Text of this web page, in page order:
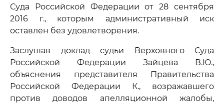
Суда Российской Федерации от 28 сентября
2016 г., которым административный иск
оставлен без удовлетворения.
Заслушав доклад судьи Верховного Суда
Российской Федерации Зайцева В.Ю.,
объяснения представителя Правительства
Российской Федерации К., возражавшего
против доводов апелляционной жалобы,